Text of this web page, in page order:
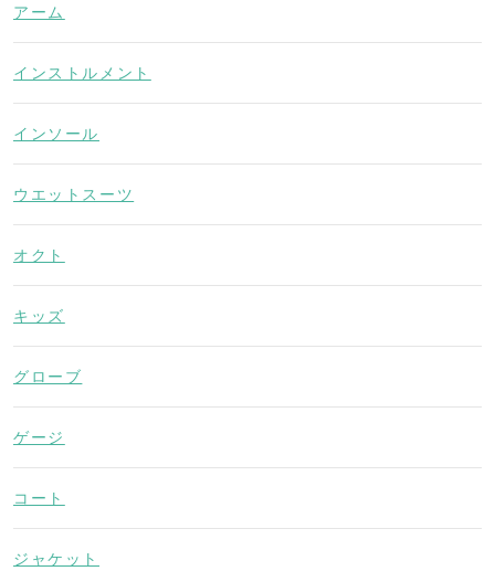
アーム
インストルメント
インソール
ウエットスーツ
オクト
キッズ
グローブ
ゲージ
コート
ジャケット